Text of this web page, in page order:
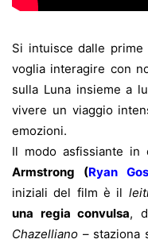
Si intuisce dalle
voglia interagire con
sulla Luna insieme a
vivere un viaggio
emozioni.
Il modo asfissiante in
Armstrong (Ryan
iniziali del film è il
una regia convulsa,
Chazelliano – staziona